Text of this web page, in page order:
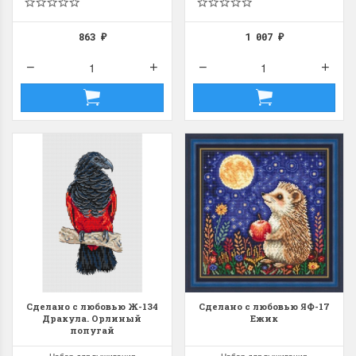
Dimensions 35231
Willow Swan
(Ива-лебедь)
Хороший набор
Отличный набор, канва,
нитки и схема, всё в
отличном состоянии.
Ларина Евгения
1 апреля 2026 14:55
13648USA
Bear and
(Белый
с
Красивый
Очень красивый
раритетный
комплектация
Ларина
1 апреля 2026
863 ₽ 1 007₽
Сделано с любовью Ж-134
Дракула. Орлиный
попугай
Сделано с любовью ЯФ-17
Ежик